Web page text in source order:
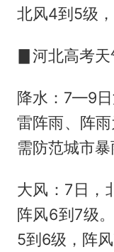
北风4到5级，
▊河北高考天
降水：7—9日
雷阵雨、阵
需防范城市暴
大风：7日，
阵风6到7级
5到6级，阵风